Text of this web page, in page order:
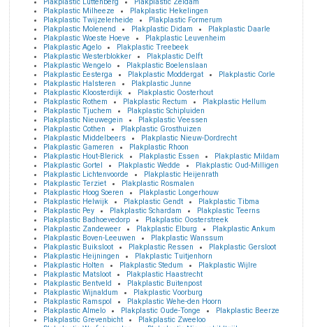
Plakplastic Milheeze
Plakplastic Hekelingen
Plakplastic Twijzelerheide
Plakplastic Formerum
Plakplastic Molenend
Plakplastic Didam
Plakplastic Daarle
Plakplastic Woeste Hoeve
Plakplastic Leuvenheim
Plakplastic Agelo
Plakplastic Treebeek
Plakplastic Westerblokker
Plakplastic Delft
Plakplastic Wengelo
Plakplastic Boelenslaan
Plakplastic Eesterga
Plakplastic Moddergat
Plakplastic Corle
Plakplastic Halsteren
Plakplastic Junne
Plakplastic Kloosterdijk
Plakplastic Oosterhout
Plakplastic Rothem
Plakplastic Rectum
Plakplastic Hellum
Plakplastic Tjuchem
Plakplastic Schipluiden
Plakplastic Nieuwegein
Plakplastic Veessen
Plakplastic Cothen
Plakplastic Grosthuizen
Plakplastic Middelbeers
Plakplastic Nieuw-Dordrecht
Plakplastic Gameren
Plakplastic Rhoon
Plakplastic Hout-Blerick
Plakplastic Essen
Plakplastic Mildam
Plakplastic Gortel
Plakplastic Wedde
Plakplastic Oud-Milligen
Plakplastic Lichtenvoorde
Plakplastic Heijenrath
Plakplastic Terziet
Plakplastic Rosmalen
Plakplastic Hoog Soeren
Plakplastic Longerhouw
Plakplastic Helwijk
Plakplastic Gendt
Plakplastic Tibma
Plakplastic Pey
Plakplastic Schardam
Plakplastic Teerns
Plakplastic Badhoevedorp
Plakplastic Oosterstreek
Plakplastic Zandeweer
Plakplastic Elburg
Plakplastic Ankum
Plakplastic Boven-Leeuwen
Plakplastic Wanssum
Plakplastic Buiksloot
Plakplastic Ressen
Plakplastic Gersloot
Plakplastic Heijningen
Plakplastic Tuitjenhorn
Plakplastic Holten
Plakplastic Stedum
Plakplastic Wijlre
Plakplastic Matsloot
Plakplastic Haastrecht
Plakplastic Bentveld
Plakplastic Buitenpost
Plakplastic Wijnaldum
Plakplastic Voorburg
Plakplastic Ramspol
Plakplastic Wehe-den Hoorn
Plakplastic Almelo
Plakplastic Oude-Tonge
Plakplastic Beerze
Plakplastic Grevenbicht
Plakplastic Zweeloo